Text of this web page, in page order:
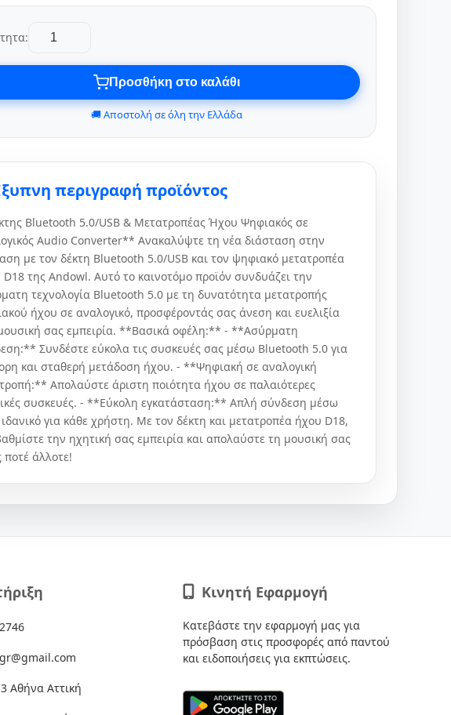
Προσθήκη στο καλάθι
🚚 Αποστολή σε όλη την Ελλάδα
περιγραφή προϊόντος
Bluetooth 5.0/USB & Μετατροπέας Ήχου Ψηφιακός σε
Audio Converter** Ανακαλύψτε τη νέα διάσταση στην
με τον δέκτη Bluetooth 5.0/USB και τον ψηφιακό μετατροπέα
της Andowl. Αυτό το καινοτόμο προϊόν συνδυάζει την
τεχνολογία Bluetooth 5.0 με τη δυνατότητα μετατροπής
ήχου σε αναλογικό, προσφέροντάς σας άνεση και ευελιξία
σας εμπειρία. **Βασικά οφέλη:** - **Ασύρματη
Συνδέστε εύκολα τις συσκευές σας μέσω Bluetooth 5.0 για
και σταθερή μετάδοση ήχου. - **Ψηφιακή σε αναλογική
Απολαύστε άριστη ποιότητα ήχου σε παλαιότερες
συσκευές. - **Εύκολη εγκατάσταση:** Απλή σύνδεση μέσω
ιδανικό για κάθε χρήστη. Με τον δέκτη και μετατροπέα ήχου D18,
την ηχητική σας εμπειρία και απολαύστε τη μουσική σας
άλλοτε!
Αθήνα Αττική
Κινητή Εφαρμογή
Κατεβάστε την εφαρμογή μας για
πρόσβαση στις προσφορές από παντού
και ειδοποιήσεις για εκπτώσεις.